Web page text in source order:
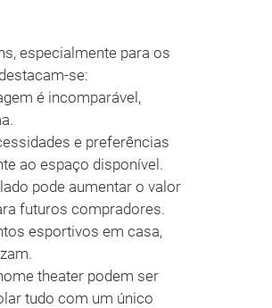
especialmente para os
se:
é incomparável,
e preferências
ao espaço disponível.
pode aumentar o valor
futuros compradores.
esportivos em casa,
theater podem ser
tudo com um único